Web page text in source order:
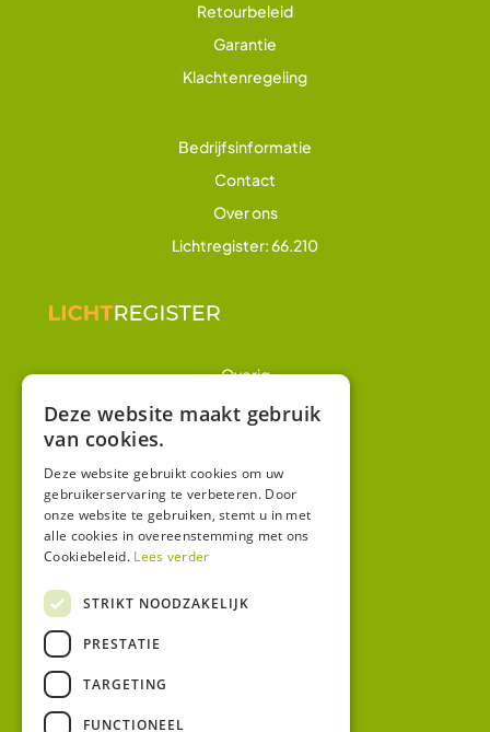
Retourbeleid
Garantie
Klachtenregeling
Bedrijfsinformatie
Contact
Over ons
Lichtregister: 66.210
Overig
Winkel
Algemene voorwaarden
Privacy
Bezoekadres:
Deze website maakt gebruik
van cookies.
Deze website gebruikt cookies om uw
gebruikerservaring te verbeteren. Door
onze website te gebruiken, stemt u in met
alle cookies in overeenstemming met ons
Cookiebeleid. Lees verder
STRIKT NOODZAKELIJK
PRESTATIE
TARGETING
FUNCTIONEEL